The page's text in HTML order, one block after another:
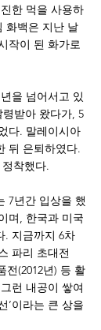
한 먹을 사용하
화백은 지난 날
작이 된 화가로
을 넘어서고 있
받아 왔다가, 5
다. 말레이시아
뒤 은퇴하였다.
착했다.
7년간 입상을 했
며, 한국과 미국
. 지금까지 6차
파리 초대전
전(2012년) 등 활
런 내공이 쌓여
’이라는 큰 상을